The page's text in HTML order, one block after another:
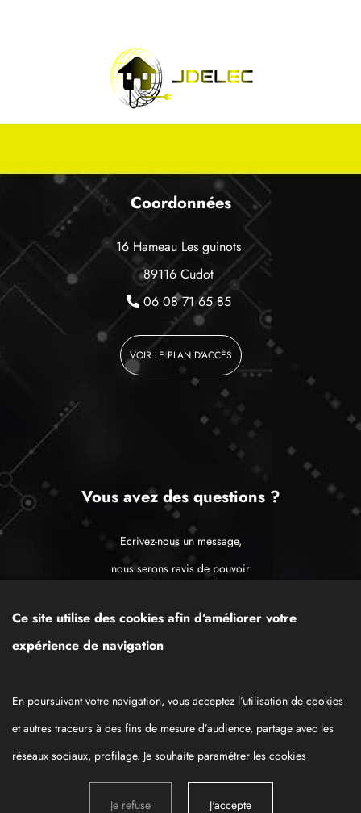
Coordonnées
16 Hameau Les guinots
89116 Cudot
06 08 71 65 85
VOIR LE PLAN D'ACCÈS
Vous avez des questions ?
Ecrivez-nous un message,
nous serons ravis de pouvoir
CONTACTEZ-NOUS
Données personnelles Mentions légales
Ce site utilise des cookies afin d’améliorer votre
expérience de navigation
En poursuivant votre navigation, vous acceptez l’utilisation de cookies
et autres traceurs à des fins de mesure d’audience, partage avec les
réseaux sociaux, profilage. Je souhaite paramétrer les cookies
Je refuse J'accepte